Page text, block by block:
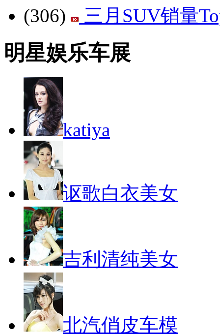
(306)
三月SUV销量
明星娱乐车展
katiya
讴歌白衣美女
吉利清纯美女
北汽俏皮车模